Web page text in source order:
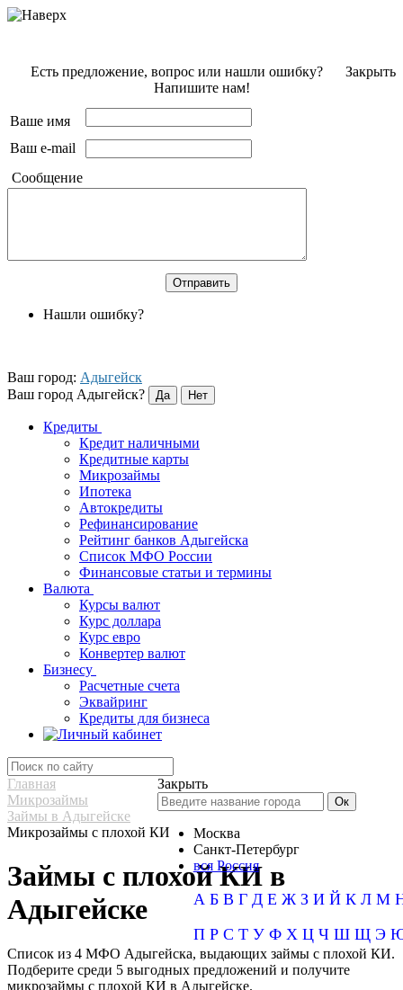
Закрыть
Есть предложение, вопрос или нашли ошибку?
Напишите нам!
Ваше имя
Ваш e-mail
Сообщение
Нашли ошибку?
Ваш город: Адыгейск
Ваш город Адыгейск?
Кредиты
Кредит наличными
Кредитные карты
Микрозаймы
Ипотека
Автокредиты
Рефинансирование
Рейтинг банков Адыгейска
Список МФО России
Финансовые статьи и термины
Валюта
Курсы валют
Курс доллара
Курс евро
Конвертер валют
Бизнесу
Расчетные счета
Эквайринг
Кредиты для бизнеса
Закрыть
Москва
Санкт-Петербург
вся Россия
А Б В Г Д Е Ж З И Й К Л М
П Р С Т У Ф Х Ц Ч Ш Щ Э
Главная
Микрозаймы
Займы в Адыгейске
Микрозаймы с плохой КИ
Займы с плохой КИ в
Адыгейске
Список из 4 МФО Адыгейска, выдающих займы с плохой КИ.
Подберите среди 5 выгодных предложений и получите
микрозаймы с плохой КИ в Адыгейске.